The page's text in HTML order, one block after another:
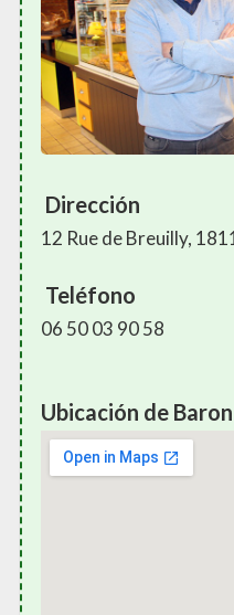
Dirección
12 Rue de Breuilly,
Teléfono
06 50 03 90 58
Ubicación de